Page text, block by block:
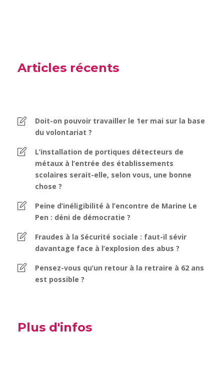
Articles récents
Doit-on pouvoir travailler le 1er mai sur la base
du volontariat ?
L’installation de portiques détecteurs de
métaux à l’entrée des établissements
scolaires serait-elle, selon vous, une bonne
chose ?
Peine d’inéligibilité à l’encontre de Marine Le
Pen : déni de démocratie ?
Fraudes à la Sécurité sociale : faut-il sévir
davantage face à l’explosion des abus ?
Pensez-vous qu’un retour à la retraire à 62 ans
est possible ?
Plus d'infos